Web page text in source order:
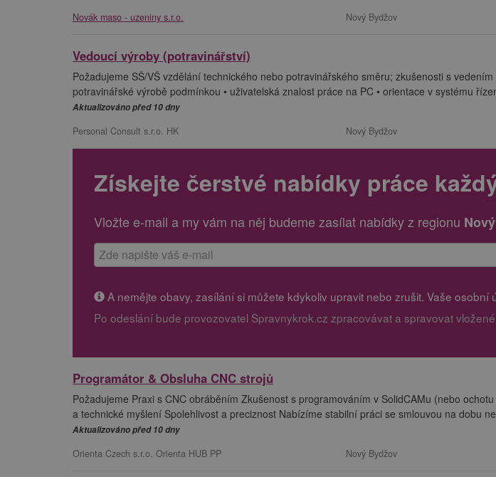
Novák maso - uzeniny s.r.o. Nový Bydžov
Vedoucí výroby (potravinářství)
Požadujeme SŠ/VŠ vzdělání technického nebo potravinářského směru; zkušenosti s
potravinářské výrobě podmínkou • uživatelská znalost práce na PC • orientace v systému
Aktualizováno před 10 dny
Personal Consult s.r.o. HK Nový Bydžov
Získejte čerstvé nabídky práce
Vložte e-mail a my vám na něj budeme zasílat nabídky z regionu
A nemějte obavy, zasílání si můžete kdykoliv upravit nebo zrušit. Vaše osobní
Po odeslání bude provozovatel Spravnykrok.cz zpracovávat a spravovat
Programátor & Obsluha CNC strojů
Požadujeme Praxi s CNC obráběním Zkušenost s programováním v SolidCAMu (nebo
a technické myšlení Spolehlivost a preciznost Nabízíme stabilní práci se smlouvou na dobu
Aktualizováno před 10 dny
Orienta Czech s.r.o. Orienta HUB PP Nový Bydžov